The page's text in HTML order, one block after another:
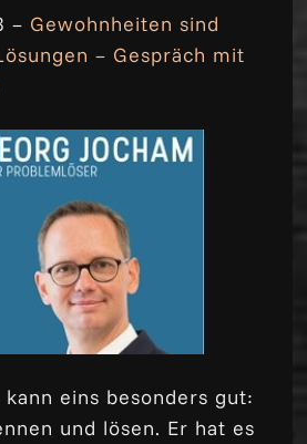
– Gewohnheiten sind
– Gespräch mit
kann eins besonders gut:
und lösen. Er hat es